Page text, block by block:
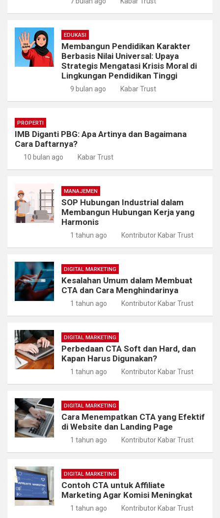
EDUKASI
Membangun Pendidikan Karakter
Berbasis Nilai Universal: Upaya
Strategis Mengatasi Krisis Moral di
Lingkungan Pendidikan Tinggi
9 bulan ago Kabar Trust
PROPERTI
IMB Diganti PBG: Apa Artinya dan Bagaimana
Cara Daftarnya?
10 bulan ago Kabar Trust
MANAJEMEN
SOP Hubungan Industrial dalam
Membangun Hubungan Kerja yang
Harmonis
1 tahun ago Kontributor Kabar Trust
DIGITAL MARKETING
Kesalahan Umum dalam Membuat
CTA dan Cara Menghindarinya
1 tahun ago Kontributor Kabar Trust
DIGITAL MARKETING
Perbedaan CTA Soft dan Hard, dan
Kapan Harus Digunakan?
1 tahun ago Kontributor Kabar Trust
DIGITAL MARKETING
Cara Menempatkan CTA yang Efektif
di Website dan Landing Page
1 tahun ago Kontributor Kabar Trust
DIGITAL MARKETING
Contoh CTA untuk Affiliate
Marketing Agar Komisi Meningkat
1 tahun ago Kontributor Kabar Trust